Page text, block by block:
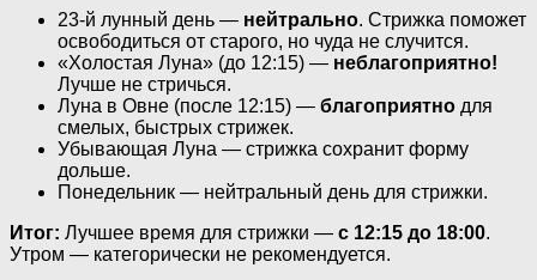
23-й лунный день — нейтрально. Стрижка поможет
освободиться от старого, но чуда не случится.
«Холостая Луна» (до 12:15) — неблагоприятно!
Лучше не стричься.
Луна в Овне (после 12:15) — благоприятно для
смелых, быстрых стрижек.
Убывающая Луна — стрижка сохранит форму
дольше.
Понедельник — нейтральный день для стрижки.
Итог: Лучшее время для стрижки — с 12:15 до 18:00.
Утром — категорически не рекомендуется.